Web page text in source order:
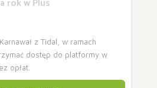
z Tidal, w ramach
dostęp do platformy w
opłat.